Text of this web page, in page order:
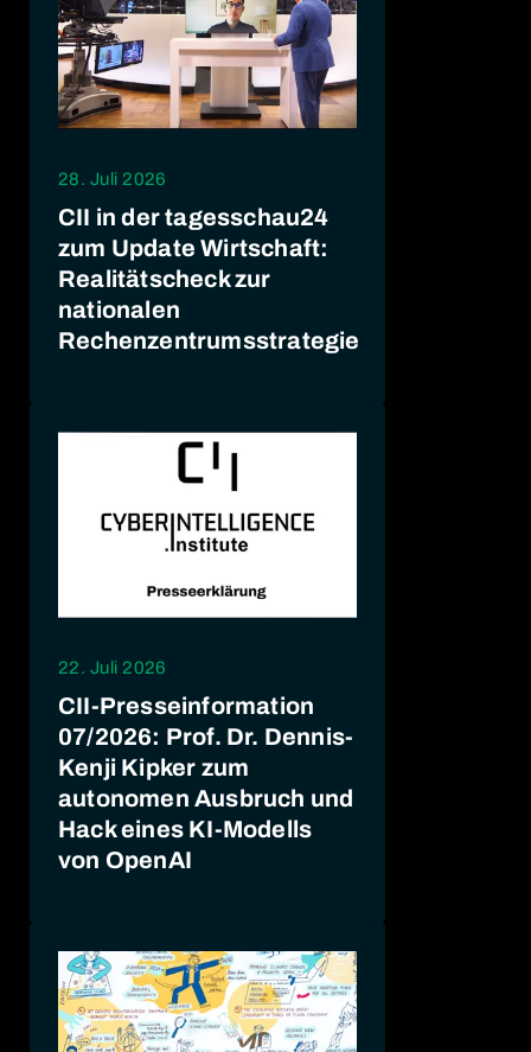
28. Juli 2026
CII in der tagesschau24
zum Update Wirtschaft:
Realitätscheck zur
nationalen
Rechenzentrumsstrategie
22. Juli 2026
CII-Presseinformation
07/2026: Prof. Dr. Dennis-
Kenji Kipker zum
autonomen Ausbruch und
Hack eines KI-Modells
von OpenAI